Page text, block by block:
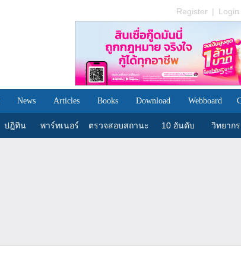
Register | Login
News Articles Books Download Webboard
ปฎิทิน พาร์ทเนอร์ ตรวจสอบสถานะ 10 อันดับ วิทยากร